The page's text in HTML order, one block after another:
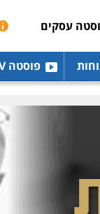
עסקים
פוסטה TV